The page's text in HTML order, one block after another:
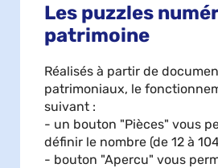
Les puzzles
patrimoine
Réalisés à partir de
patrimoniaux, le
suivant :
- un bouton "Pièces" vous
définir le nombre (de 12 à
- bouton "Apercu" vous